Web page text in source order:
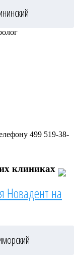
499 519-38-
клиниках
Новадент на